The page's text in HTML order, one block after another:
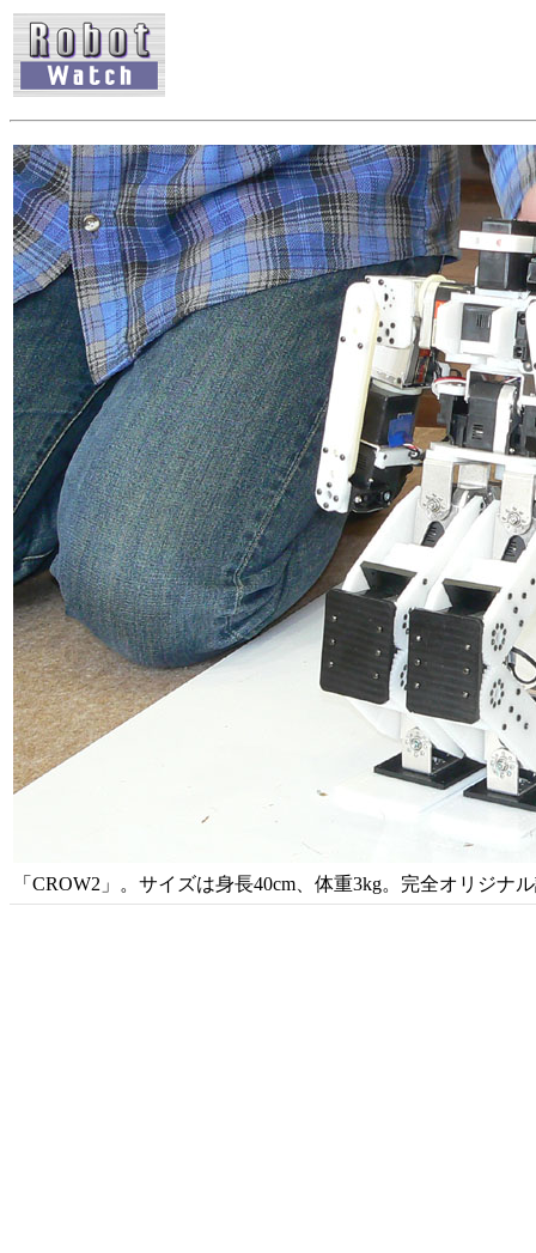
「CROW2」。サイズは身長40cm、体重3kg。完全オリジナ